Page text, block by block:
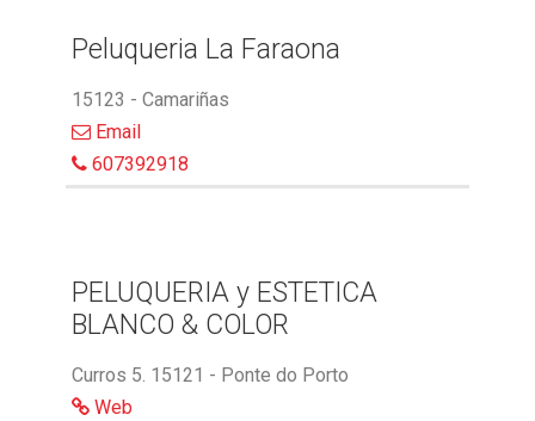
Peluqueria La Faraona
15123 - Camariñas
Email
607392918
PELUQUERIA y ESTETICA
BLANCO & COLOR
Curros 5. 15121 - Ponte do Porto
Web